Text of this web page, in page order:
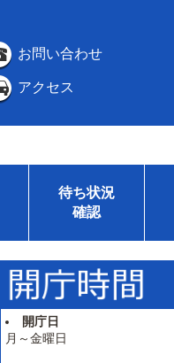
お問い合わせ
アクセス
待ち状況
確認
開庁日
月～金曜日